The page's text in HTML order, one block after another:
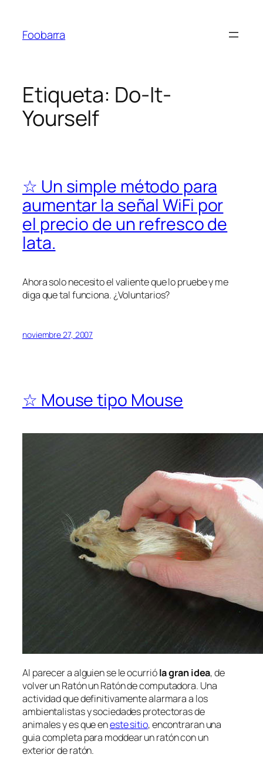
contenido
Foobarra
Etiqueta: Do-It-
Yourself
☆ Un simple método para
aumentar la señal WiFi por
el precio de un refresco de
lata.
Ahora solo necesito el valiente que lo pruebe y me
diga que tal funciona. ¿Voluntarios?
noviembre 27, 2007
☆ Mouse tipo Mouse
Al parecer a alguien se le ocurrióla gran idea, de
volver un Ratón un Ratón de computadora. Una
actividad que definitivamente alarmara a los
ambientalistas y sociedades protectoras de
animales y es que eneste sitio, encontraran una
guia completa para moddearun ratón con un
exterior de ratón.